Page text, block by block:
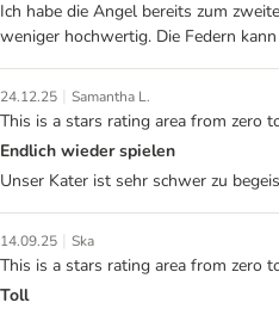
Ich habe die Angel bereits zum
weniger hochwertig. Die Federn
24.12.25 | Samantha L.
This is a stars rating area from zero
Endlich wieder spielen
Unser Kater ist sehr schwer zu
14.09.25 | Ska
This is a stars rating area from zero
Toll